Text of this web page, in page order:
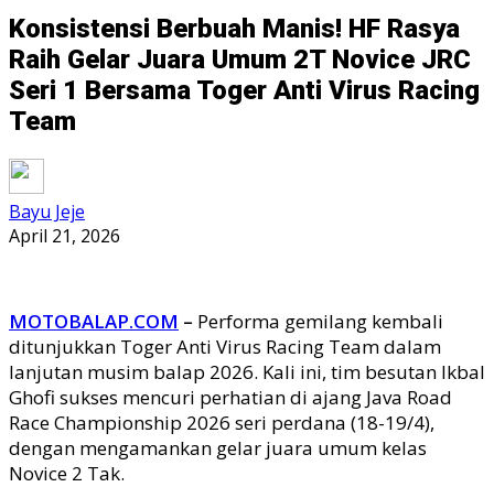
Konsistensi Berbuah Manis! HF Rasya
Raih Gelar Juara Umum 2T Novice JRC
Seri 1 Bersama Toger Anti Virus Racing
Team
Bayu Jeje
April 21, 2026
MOTOBALAP.COM – Performa gemilang kembali
ditunjukkan Toger Anti Virus Racing Team dalam
lanjutan musim balap 2026. Kali ini, tim besutan Ikbal
Ghofi sukses mencuri perhatian di ajang Java Road
Race Championship 2026 seri perdana (18-19/4),
dengan mengamankan gelar juara umum kelas
Novice 2 Tak.